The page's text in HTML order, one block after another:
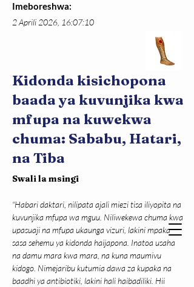
Imeboreshwa:
2 Aprili 2026, 16:07:10
Kidonda kisichopona
baada ya kuvunjika kwa
mfupa na kuwekwa
chuma: Sababu, Hatari,
na Tiba
Swali la msingi
“Habari daktari, nilipata ajali miezi tisa iliyopita na
kuvunjika mfupa wa mguu. Niliwekewa chuma kwa
upasuaji na mfupa ukaunga vizuri, lakini mpaka
sasa sehemu ya kidonda haijapona. Inatoa usaha
na damu mara kwa mara, na kuna maumivu
kidogo. Nimejaribu kutumia dawa za kupaka na
baadhi ya antibiotiki, lakini hali haibadiliki. Hii